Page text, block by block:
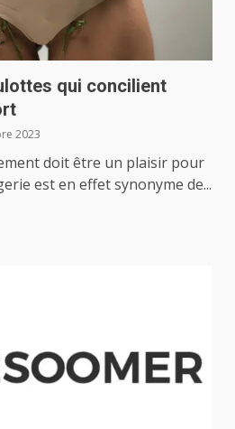
qui concilient
2023
doit être un plaisir pour
est en effet synonyme de...